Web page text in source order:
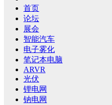
首页
论坛
展会
智能汽车
电子雾化
笔记本电脑
ARVR
光伏
锂电网
钠电网